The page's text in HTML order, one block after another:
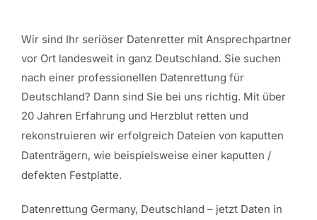
Wir sind Ihr seriöser Datenretter mit Ansprechpartner
vor Ort landesweit in ganz Deutschland. Sie suchen
nach einer professionellen Datenrettung für
Deutschland? Dann sind Sie bei uns richtig. Mit über
20 Jahren Erfahrung und Herzblut retten und
rekonstruieren wir erfolgreich Dateien von kaputten
Datenträgern, wie beispielsweise einer kaputten /
defekten Festplatte.
Datenrettung Germany, Deutschland – jetzt Daten in